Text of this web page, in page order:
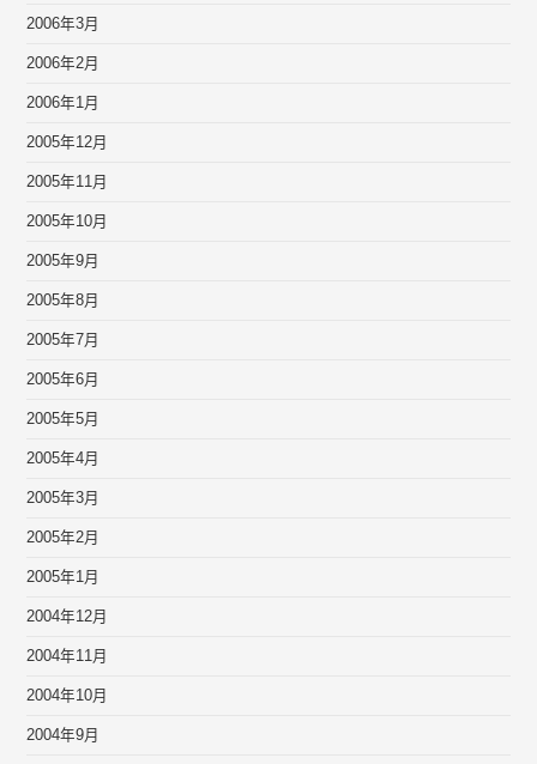
2006年3月
2006年2月
2006年1月
2005年12月
2005年11月
2005年10月
2005年9月
2005年8月
2005年7月
2005年6月
2005年5月
2005年4月
2005年3月
2005年2月
2005年1月
2004年12月
2004年11月
2004年10月
2004年9月